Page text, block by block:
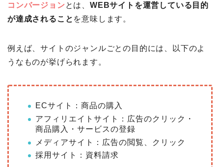
コンバージョン とは、WEBサイトを運営している目的
が達成されること を意味します。
例えば、サイトのジャンルごとの目的には、以下のよ
うなものが挙げられます。
ECサイト：商品の購入
アフィリエイトサイト：広告のクリック・
商品購入・サービスの登録
メディアサイト：広告の閲覧、クリック
採用サイト：資料請求